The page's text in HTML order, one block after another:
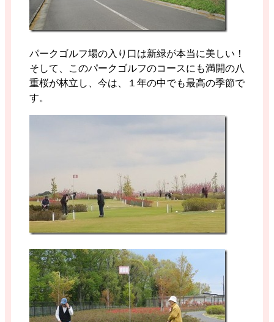
パークゴルフ場の入り口は新緑が本当に美しい！
そして、このパークゴルフのコースにも満開の八
重桜が林立し、今は、１年の中でも最高の季節で
す。